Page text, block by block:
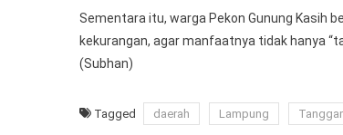
Sementara itu, warga Pekon Gunung Kasih
kekurangan, agar manfaatnya tidak hanya
(Subhan)
Tagged daerah Lampung